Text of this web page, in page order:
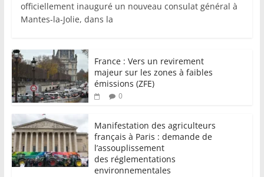
officiellement inauguré un nouveau consulat général à
Mantes-la-Jolie, dans la
France : Vers un revirement
majeur sur les zones à faibles
émissions (ZFE)
0
Manifestation des agriculteurs
français à Paris : demande de
l’assouplissement
des réglementations
environnementales